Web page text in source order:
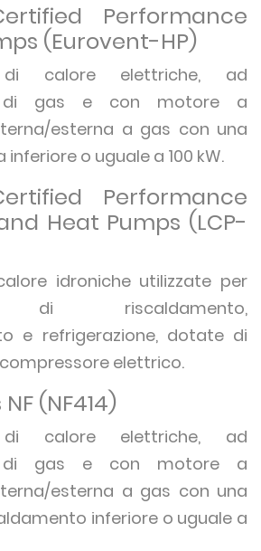
Performance
(Eurovent-HP)
calore elettriche, ad
di gas e con motore a
esterna a gas con una
o uguale a 100 kW.
Performance
Heat Pumps (LCP-
idroniche utilizzate per
di riscaldamento,
e refrigerazione, dotate di
elettrico.
(NF414)
calore elettriche, ad
di gas e con motore a
esterna a gas con una
inferiore o uguale a